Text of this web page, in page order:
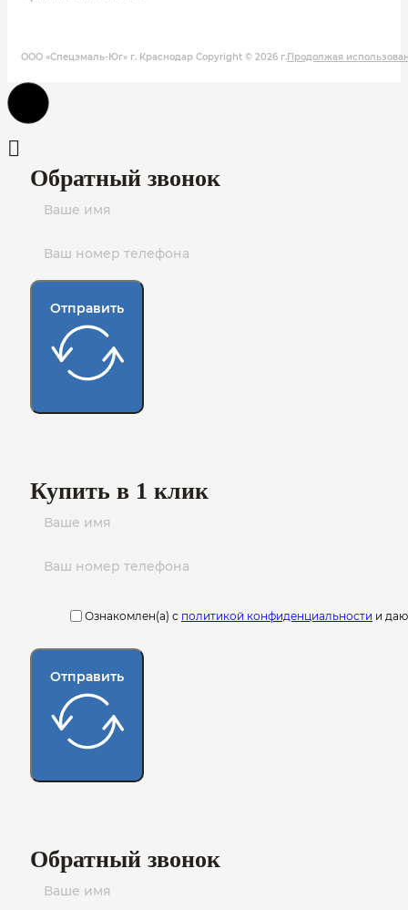
ООО «Спецэмаль-Юг» г. Краснодар Copyright © 2026 г.Продолжая
Обратный звонок
Отправить
Купить в 1 клик
Ознакомлен(а) с политикой конфиденциальности и
Отправить
Обратный звонок